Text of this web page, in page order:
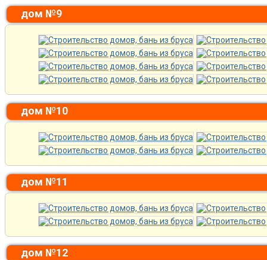
дом №9
дом №10
дом №11
дом №12